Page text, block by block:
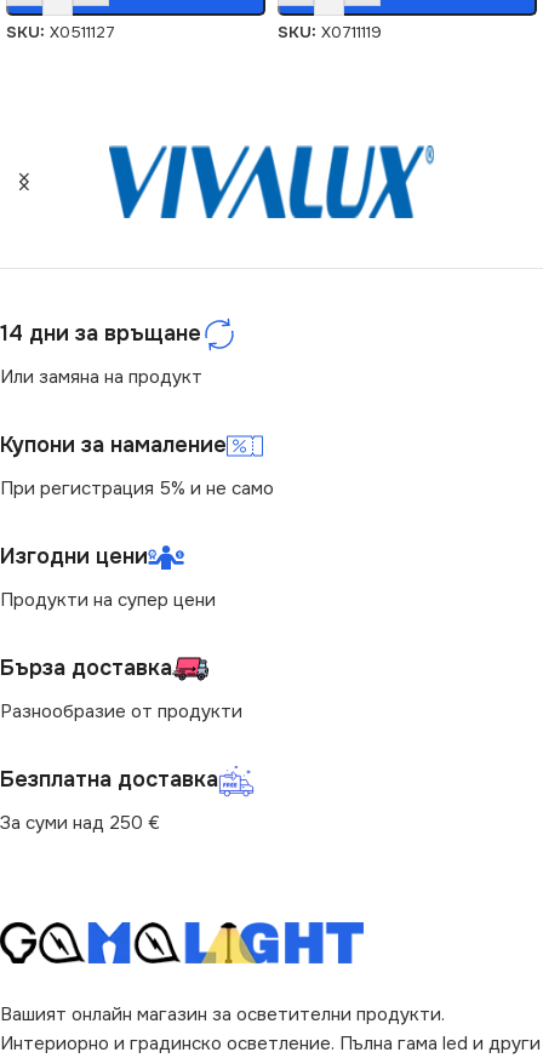
SKU: X0511127 SKU: X0711119
14 дни за връщане
Или замяна на продукт
Купони за намаление
При регистрация 5% и не само
Изгодни цени
Продукти на супер цени
Бърза доставка
Разнообразие от продукти
Безплатна доставка
За суми над 250 €
Вашият онлайн магазин за осветителни продукти.
Интериорно и градинско осветление. Пълна гама led и други